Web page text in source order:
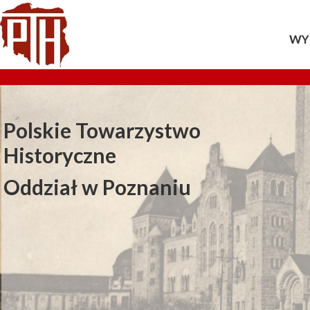
Polskie Towarzystwo
Historyczne
Oddział w Poznaniu